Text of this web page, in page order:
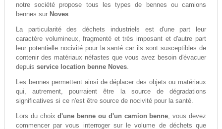
notre société propose tous les types de bennes ou camions
bennes sur Noves.
La particularité des déchets industriels est d'une part leur
caractère volumineux, fragmenté et très imposant et d'autre part
leur potentielle nocivité pour la santé car ils sont susceptibles de
contenir des matériaux néfastes que vous avez besoin d'évacuer
depuis service location benne Noves.
Les bennes permettent ainsi de déplacer des objets ou matériaux
qui, autrement, pourraient être la source de dégradations
significatives si ce n'est être source de nocivité pour la santé.
Lors du choixd'une benne ou d'un camion benne, vous devez
commencer par vous interroger sur le volume de déchets que